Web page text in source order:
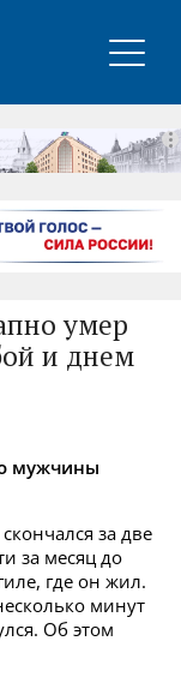
умер
и днем
мужчины
за две
за месяц до
где он жил.
минут
Об этом